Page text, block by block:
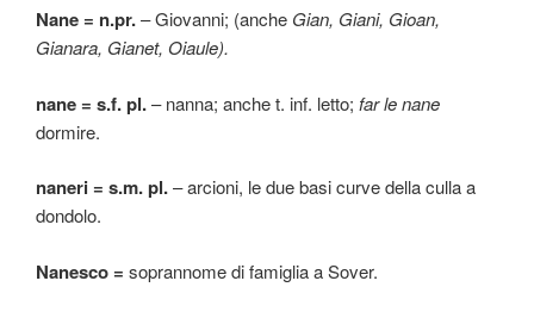
Nane = n.pr.– Giovanni; (anche Gian, Giani, Gioan,
Gianara, Gianet, Oiaule).
nane = s.f. pl.– nanna; anche t. inf. letto; far le nane
dormire.
naneri = s.m. pl.– arcioni, le due basi curve della culla a
dondolo.
Nanesco = soprannome di famiglia a Sover.